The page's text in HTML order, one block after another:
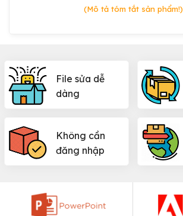
(Mô tả tóm tắt sản phẩm!)
File sửa dễ
dàng
Không cần
đăng nhập